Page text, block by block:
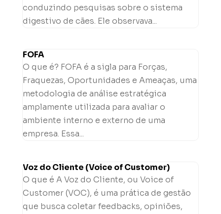
conduzindo pesquisas sobre o sistema
digestivo de cães. Ele observava...
FOFA
O que é? FOFA é a sigla para Forças,
Fraquezas, Oportunidades e Ameaças, uma
metodologia de análise estratégica
amplamente utilizada para avaliar o
ambiente interno e externo de uma
empresa. Essa...
Voz do Cliente (Voice of Customer)
O que é A Voz do Cliente, ou Voice of
Customer (VOC), é uma prática de gestão
que busca coletar feedbacks, opiniões,